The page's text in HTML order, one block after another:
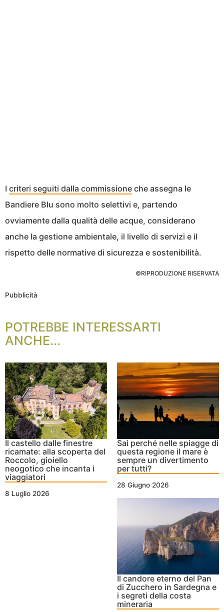
I criteri seguiti dalla commissione che assegna le
Bandiere Blu sono molto selettivi e, partendo
ovviamente dalla qualità delle acque, considerano
anche la gestione ambientale, il livello di servizi e il
rispetto delle normative di sicurezza e sostenibilità.
©RIPRODUZIONE RISERVATA
Pubblicità
POTREBBE INTERESSARTI
ANCHE...
Il castello dalle finestre
ricamate: alla scoperta del
Roccolo, gioiello
neogotico che incanta i
viaggiatori
8 Luglio 2026
Sai perché nelle spiagge di
questa regione il mare è
sempre un divertimento
per tutti?
28 Giugno 2026
Il candore eterno del Pan
di Zucchero in Sardegna e
i segreti della costa
mineraria